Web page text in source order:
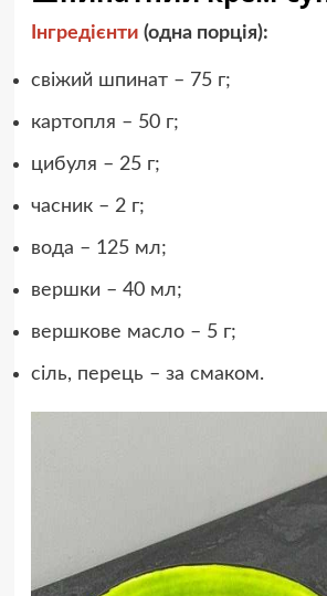
Інгредієнти (одна порція):
свіжий шпинат – 75 г;
картопля – 50 г;
цибуля – 25 г;
часник – 2 г;
вода – 125 мл;
вершки – 40 мл;
вершкове масло – 5 г;
сіль, перець – за смаком.